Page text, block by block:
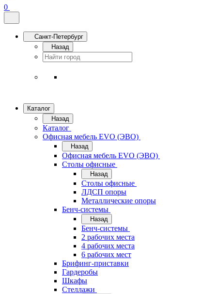
0
Санкт-Петербург
Назад
Каталог
Назад
Каталог
Офисная мебель EVO (ЭВО)
Назад
Офисная мебель EVO (ЭВО)
Cтолы офисные
Назад
Cтолы офисные
ЛДСП опоры
Металлические опоры
Бенч-системы
Назад
Бенч-системы
2 рабочих места
4 рабочих места
6 рабочих мест
Брифинг-приставки
Гардеробы
Шкафы
Стеллажи